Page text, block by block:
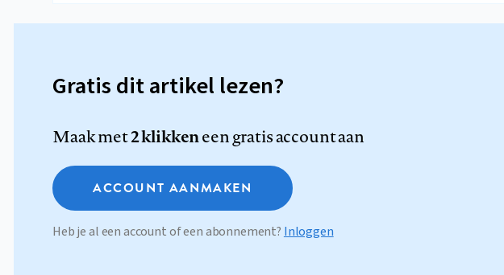
Gratis dit artikel lezen?
Maak met2 klikkeneen gratis account aan
ACCOUNT AANMAKEN
Heb je al een account of een abonnement? Inloggen